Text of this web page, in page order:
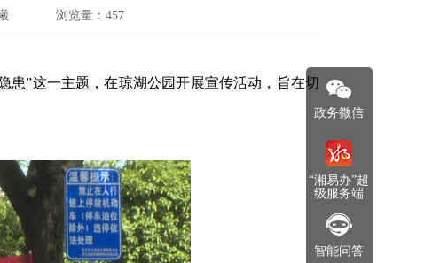
浏览量： 457
”这一主题，在琼湖公园开展宣传活动，旨在切
政务微信
“湘易办”超
级服务端
智能问答